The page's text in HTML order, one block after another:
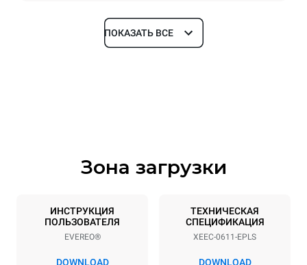
Размеры
Спецификации противней
6 GN 1/1
Расстояние между лотками
67 mm
ПОКАЗАТЬ ВСЕ
Зона загрузки
ИНСТРУКЦИЯ
ПОЛЬЗОВАТЕЛЯ
EVEREO®
DOWNLOAD
ТЕХНИЧЕСКАЯ
СПЕЦИФИКАЦИЯ
XEEC-0611-EPLS
DOWNLOAD